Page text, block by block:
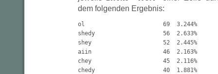
dem folgenden Ergebnis:
ol                       69  3.244%
shedy                    56  2.633%
shey                     52  2.445%
aiin                     46  2.163%
chey                     45  2.116%
chedy                    40  1.881%